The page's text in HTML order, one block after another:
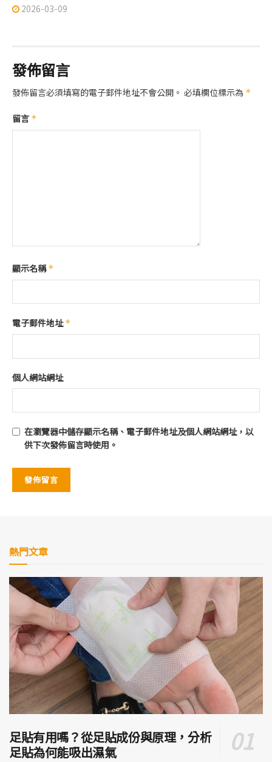
2026-03-09
發佈留言
發佈留言必須填寫的電子郵件地址不會公開。 必填欄位標示為 *
留言*
顯示名稱*
電子郵件地址*
個人網站網址
在瀏覽器中儲存顯示名稱、電子郵件地址及個人網站網址，以
供下次發佈留言時使用。
熱門文章
足貼有用嗎？從足貼成份與原理，分析
足貼為何能吸出濕氣